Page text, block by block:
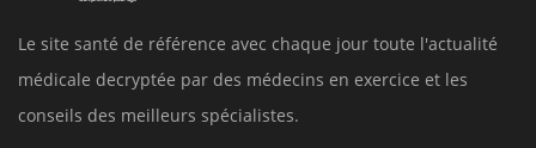
Le site santé de référence avec chaque jour toute l'actualité
médicale decryptée par des médecins en exercice et les
conseils des meilleurs spécialistes.